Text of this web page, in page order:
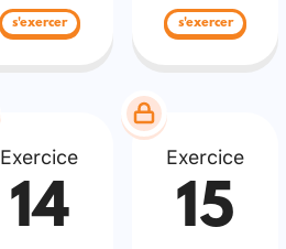
s'exercer s'exercer
Exercice
14
Exercice
15